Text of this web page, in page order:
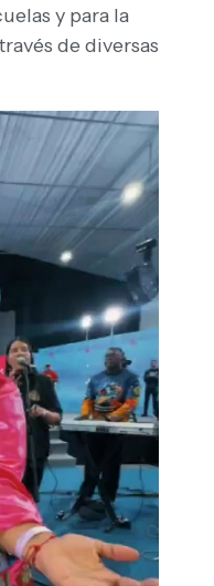
y para la
de diversas